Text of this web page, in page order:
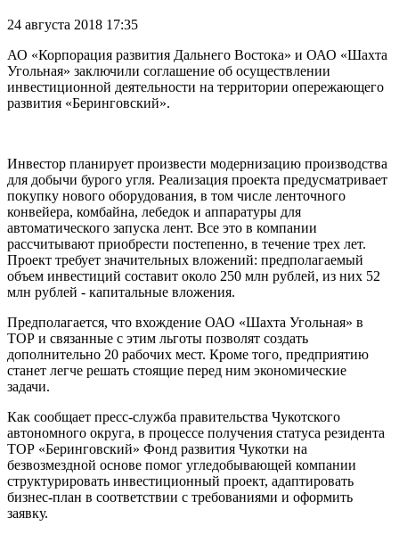
24 августа 2018 17:35
АО «Корпорация развития Дальнего Востока» и ОАО «Шахта
Угольная» заключили соглашение об осуществлении
инвестиционной деятельности на территории опережающего
развития «Беринговский».
Инвестор планирует произвести модернизацию производства
для добычи бурого угля. Реализация проекта предусматривает
покупку нового оборудования, в том числе ленточного
конвейера, комбайна, лебедок и аппаратуры для
автоматического запуска лент. Все это в компании
рассчитывают приобрести постепенно, в течение трех лет.
Проект требует значительных вложений: предполагаемый
объем инвестиций составит около 250 млн рублей, из них 52
млн рублей - капитальные вложения.
Предполагается, что вхождение ОАО «Шахта Угольная» в
ТОР и связанные с этим льготы позволят создать
дополнительно 20 рабочих мест. Кроме того, предприятию
станет легче решать стоящие перед ним экономические
задачи.
Как сообщает пресс-служба правительства Чукотского
автономного округа, в процессе получения статуса резидента
ТОР «Беринговский» Фонд развития Чукотки на
безвозмездной основе помог угледобывающей компании
структурировать инвестиционный проект, адаптировать
бизнес-план в соответствии с требованиями и оформить
заявку.